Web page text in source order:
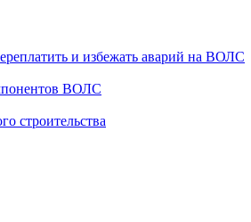
и избежать аварий на ВОЛС
ВОЛС
строительства